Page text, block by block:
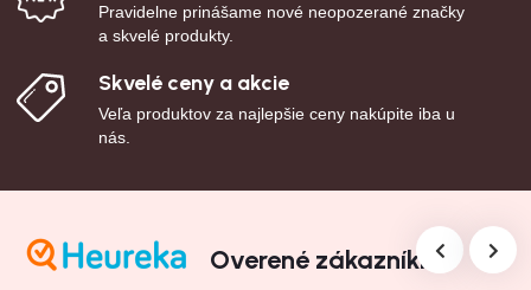
Pravidelne prinášame nové neopozerané značky
a skvelé produkty.
Skvelé ceny a akcie
Veľa produktov za najlepšie ceny nakúpite iba u
nás.
Overené zákazníkmi